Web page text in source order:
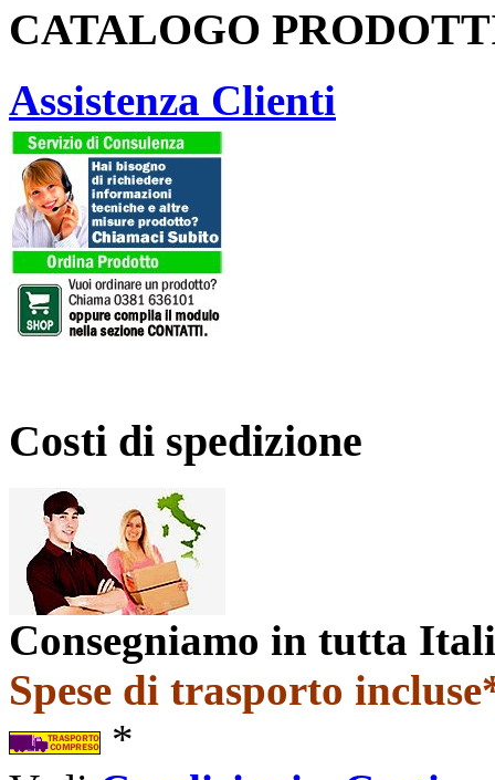
CATALOGO
Assistenza Clienti
Costi di spedizione
Consegniamo in tutta
Spese di trasporto
*